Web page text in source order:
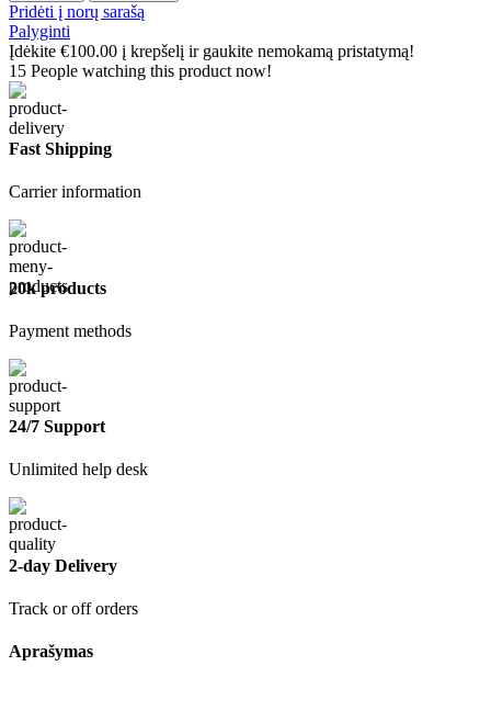
Pridėti į norų sarašą
Palyginti
Įdėkite €100.00 į krepšelį ir gaukite nemokamą pristatymą!
15 People watching this product now!
Fast Shipping
Carrier information
20k products
Payment methods
24/7 Support
Unlimited help desk
2-day Delivery
Track or off orders
Aprašymas